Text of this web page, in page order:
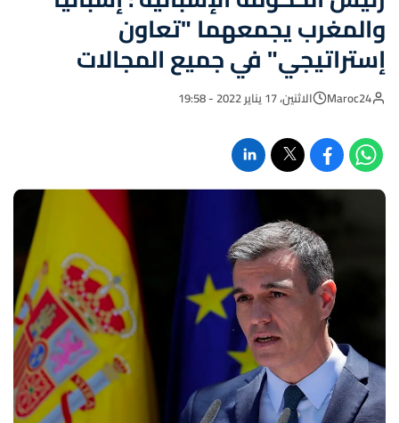
والمغرب يجمعهما "تعاون
إستراتيجي" في جميع المجالات
Maroc24 الاثنين، 17 يناير 2022 - 19:58